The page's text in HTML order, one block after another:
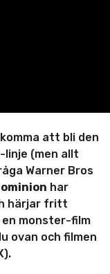
att bli den
-linje (men allt
Warner Bros
har
härjar fritt
en monster-film
ovan och filmen